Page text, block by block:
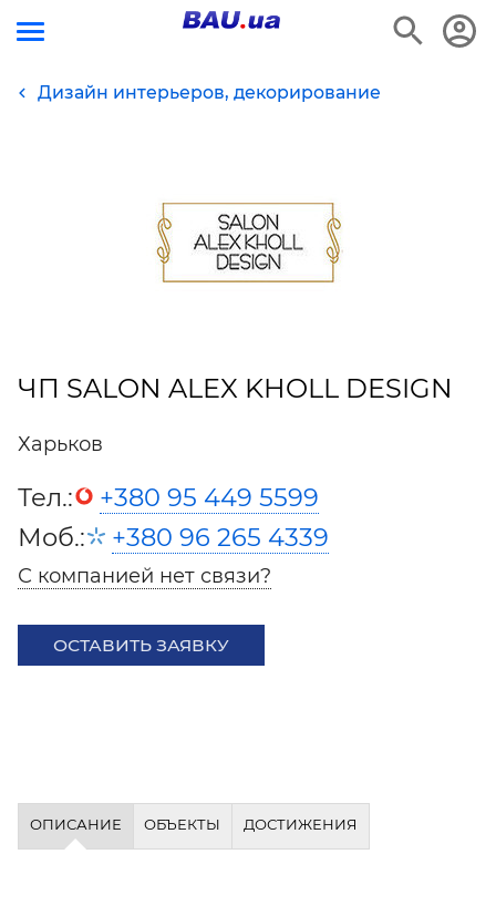
Дизайн интерьеров, декорирование
ЧП SALON ALEX KHOLL DESIGN
Харьков
Тел.:
+380 95 449 5599
Моб.:
+380 96 265 4339
С компанией нет связи?
ОСТАВИТЬ ЗАЯВКУ
ОПИСАНИЕ ОБЪЕКТЫ ДОСТИЖЕНИЯ